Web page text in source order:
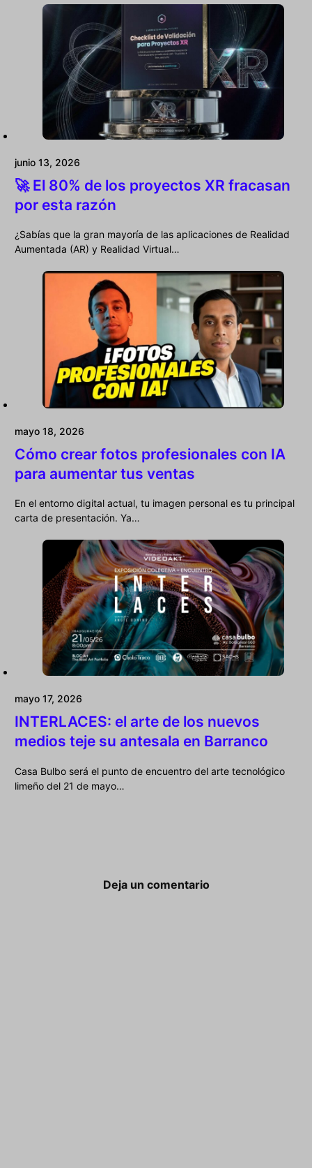
junio 13, 2026
🚀 El 80% de los proyectos XR fracasan
por esta razón
¿Sabías que la gran mayoría de las aplicaciones de Realidad
Aumentada (AR) y Realidad Virtual…
mayo 18, 2026
Cómo crear fotos profesionales con IA
para aumentar tus ventas
En el entorno digital actual, tu imagen personal es tu principal
carta de presentación. Ya…
mayo 17, 2026
INTERLACES: el arte de los nuevos
medios teje su antesala en Barranco
Casa Bulbo será el punto de encuentro del arte tecnológico
limeño del 21 de mayo…
Deja un comentario